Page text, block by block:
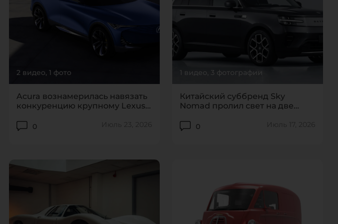
2 видео, 1 фото
Acura вознамерилась навязать
конкуренцию крупному Lexus
0 Июль 23, 2026
1 видео, 3 фотографии
Китайский суббренд Sky
Nomad пролил свет на две
0 Июль 17, 2026